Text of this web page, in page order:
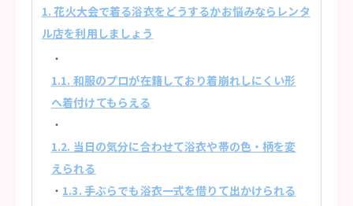
1. 花火大会で着る浴衣をどうするかお悩みならレンタ
ル店を利用しましょう
1.1. 和服のプロが在籍しており着崩れしにくい形
へ着付けてもらえる
1.2. 当日の気分に合わせて浴衣や帯の色・柄を変
えられる
1.3. 手ぶらでも浴衣一式を借りて出かけられる